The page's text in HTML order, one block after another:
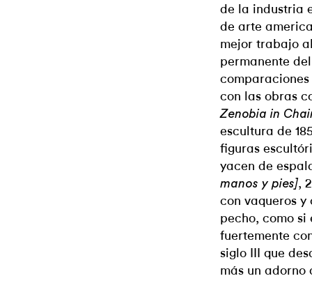
de la industria
de arte
mejor trabajo
permanente
con las obras
Zenobia in
escultura de
figuras
yacen de
manos y pies],
con vaqueros y
pecho, como si
fuertemente
siglo III que
más un adorno